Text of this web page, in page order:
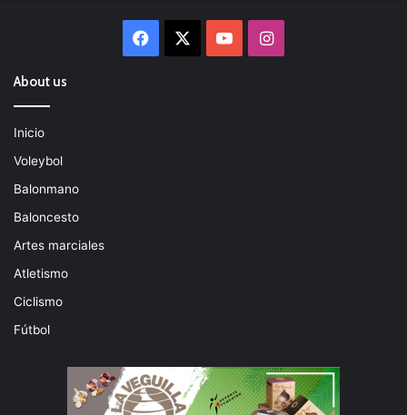
Facebook YouTubeInstagram
About us
Inicio
Voleybol
Balonmano
Baloncesto
Artes marciales
Atletismo
Ciclismo
Fútbol